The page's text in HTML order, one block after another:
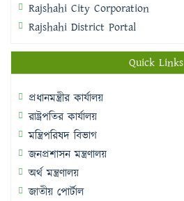
Rajshahi City Corporation
Rajshahi District Portal
Quick Links
প্রধানমন্ত্রীর কার্যালয়
রাষ্ট্রপতির কার্যালয়
মন্ত্রিপরিষদ বিভাগ
জনপ্রশাসন মন্ত্রণালয়
অর্থ মন্ত্রণালয়
জাতীয় পোর্টাল